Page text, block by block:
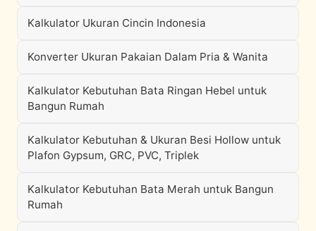
Kalkulator Ukuran Cincin Indonesia
Konverter Ukuran Pakaian Dalam Pria & Wanita
Kalkulator Kebutuhan Bata Ringan Hebel untuk
Bangun Rumah
Kalkulator Kebutuhan & Ukuran Besi Hollow untuk
Plafon Gypsum, GRC, PVC, Triplek
Kalkulator Kebutuhan Bata Merah untuk Bangun
Rumah